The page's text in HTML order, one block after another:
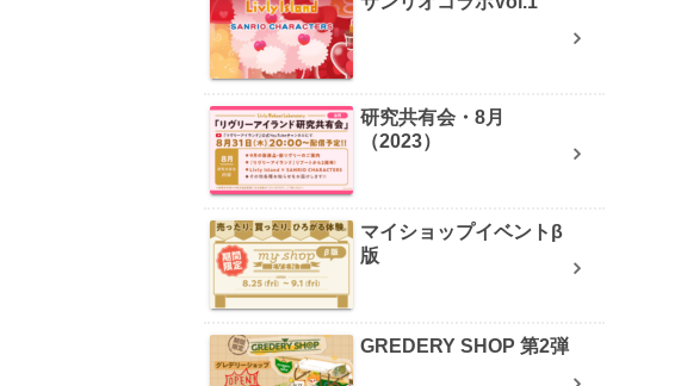
研究共有会・8月
（2023）
マイショップイベントβ
版
GREDERY SHOP 第2弾